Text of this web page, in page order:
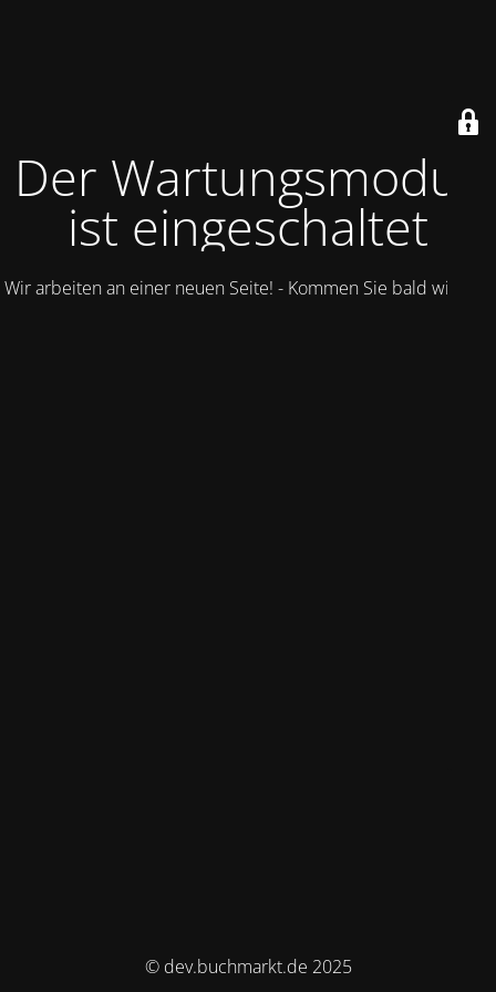
Der Wartungsmodus
ist eingeschaltet
Wir arbeiten an einer neuen Seite! - Kommen Sie bald wieder.
© dev.buchmarkt.de 2025